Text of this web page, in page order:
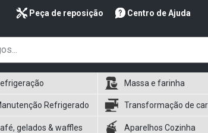
Peça de reposição Centro de Ajuda
Massa e farinha
Refrigerado
gelados & waffles Aparelhos Cozinha